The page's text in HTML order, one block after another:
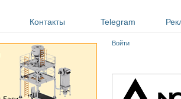
Контакты Telegram
Войти